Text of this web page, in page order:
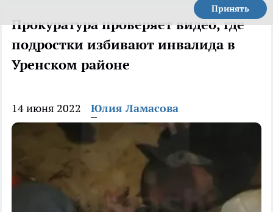
Принять
Прокуратура проверяет видео, где
подростки избивают инвалида в
Уренском районе
14 июня 2022 Юлия Ламасова